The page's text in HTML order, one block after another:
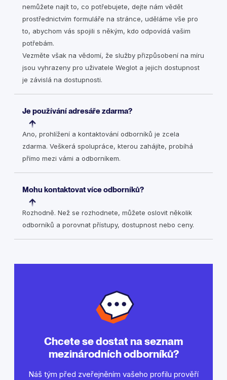
nemůžete najít to, co potřebujete, dejte nám vědět
prostřednictvím formuláře na stránce, uděláme vše pro
to, abychom vás spojili s někým, kdo odpovídá vašim
potřebám.
Vezměte však na vědomí, že služby přizpůsobení na míru
jsou vyhrazeny pro uživatele Weglot a jejich dostupnost
je závislá na dostupnosti.
Je používání adresáře zdarma?
Ano, prohlížení a kontaktování odborníků je zcela
zdarma. Veškerá spolupráce, kterou zahájíte, probíhá
přímo mezi vámi a odborníkem.
Mohu kontaktovat více odborníků?
Rozhodně. Než se rozhodnete, můžete oslovit několik
odborníků a porovnat přístupy, dostupnost nebo ceny.
Chcete se dostat na seznam
mezinárodních odborníků?
Náš tým před zveřejněním vašeho profilu prověří